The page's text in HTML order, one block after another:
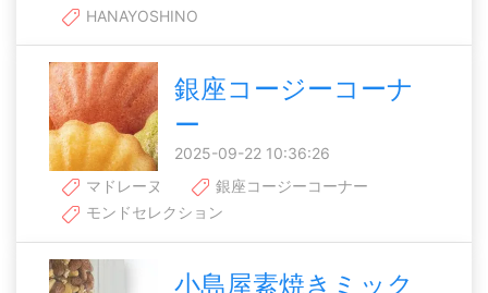
HANAYOSHINO
銀座コージーコーナ
ー
2025-09-22 10:36:26
マドレーヌ
銀座コージーコーナー
モンドセレクション
小島屋素焼きミック